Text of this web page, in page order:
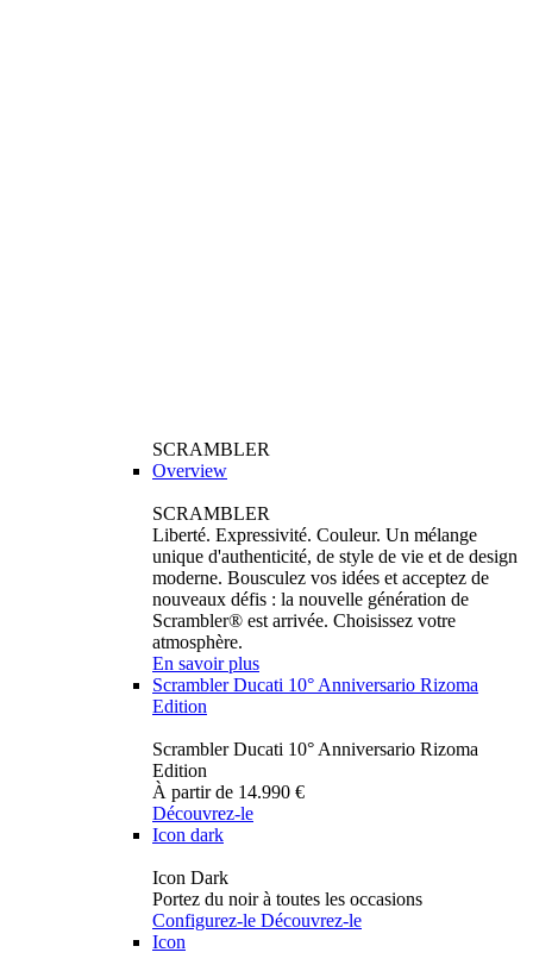
SCRAMBLER
Overview
SCRAMBLER
Liberté. Expressivité. Couleur. Un mélange
unique d'authenticité, de style de vie et de design
moderne. Bousculez vos idées et acceptez de
nouveaux défis : la nouvelle génération de
Scrambler® est arrivée. Choisissez votre
atmosphère.
En savoir plus
Scrambler Ducati 10° Anniversario Rizoma
Edition
Scrambler Ducati 10° Anniversario Rizoma
Edition
À partir de 14.990 €
Découvrez-le
Icon dark
Icon Dark
Portez du noir à toutes les occasions
Configurez-le Découvrez-le
Icon